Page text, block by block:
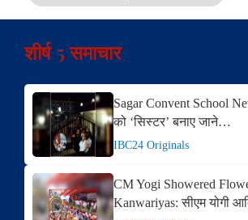
शीर्ष 5 समाचार
Sagar Convent School
को ‘सिस्टर’ बनाए जाने…
IBC24 Originals
CM Yogi Showered
Kanwariyas: सीएम योगी